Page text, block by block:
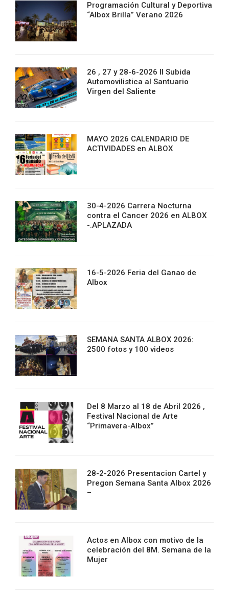
Programación Cultural y Deportiva
“Albox Brilla” Verano 2026
26 , 27 y 28-6-2026 II Subida
Automovilistica al Santuario
Virgen del Saliente
MAYO 2026 CALENDARIO DE
ACTIVIDADES en ALBOX
30-4-2026 Carrera Nocturna
contra el Cancer 2026 en ALBOX
-.APLAZADA
16-5-2026 Feria del Ganao de
Albox
SEMANA SANTA ALBOX 2026:
2500 fotos y 100 videos
Del 8 Marzo al 18 de Abril 2026 ,
Festival Nacional de Arte
“Primavera-Albox”
28-2-2026 Presentacion Cartel y
Pregon Semana Santa Albox 2026
–
Actos en Albox con motivo de la
celebración del 8M. Semana de la
Mujer